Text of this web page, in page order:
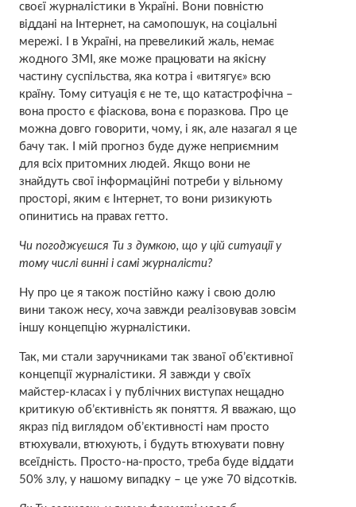
своєї журналістики в Україні. Вони повністю
віддані на Інтернет, на самопошук, на соціальні
мережі. І в Україні, на превеликий жаль, немає
жодного ЗМІ, яке може працювати на якісну
частину суспільства, яка котра і «витягує» всю
країну. Тому ситуація є не те, що катастрофічна –
вона просто є фіаскова, вона є поразкова. Про це
можна довго говорити, чому, і як, але назагал я це
бачу так. І мій прогноз буде дуже неприємним
для всіх притомних людей. Якщо вони не
знайдуть свої інформаційні потреби у вільному
просторі, яким є Інтернет, то вони ризикують
опинитись на правах гетто.
Чи погоджуєшся Ти з думкою, що у цій ситуації у
тому числі винні і самі журналісти?
Ну про це я також постійно кажу і свою долю
вини також несу, хоча завжди реалізовував зовсім
іншу концепцію журналістики.
Так, ми стали заручниками так званої об’єктивної
концепції журналістики. Я завжди у своїх
майстер-класах і у публічних виступах нещадно
критикую об’єктивність як поняття. Я вважаю, що
якраз під виглядом об’єктивності нам просто
втюхували, втюхують, і будуть втюхувати повну
всеїдність. Просто-на-просто, треба буде віддати
50% злу, у нашому випадку – це уже 70 відсотків.